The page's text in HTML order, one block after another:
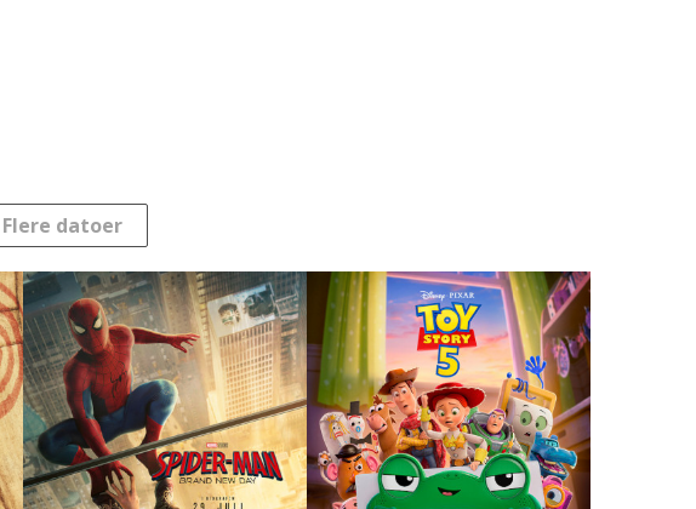
Flere datoer
Lør Søn
1
2
8
9
15
16